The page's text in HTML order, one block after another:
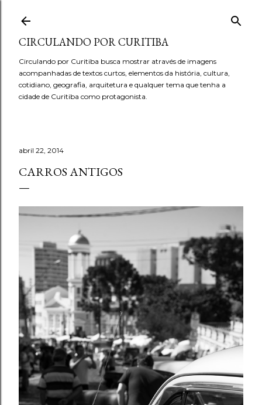
CIRCULANDO POR CURITIBA
Circulando por Curitiba busca mostrar através de imagens
acompanhadas de textos curtos, elementos da história, cultura,
cotidiano, geografia, arquitetura e qualquer tema que tenha a
cidade de Curitiba como protagonista.
abril 22, 2014
CARROS ANTIGOS